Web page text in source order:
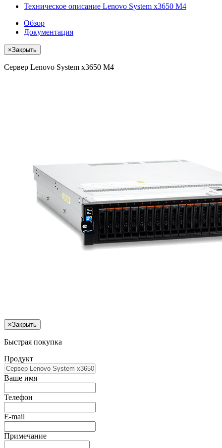
Техническое описание Lenovo System x3650 M4
Обзор
Документация
×Закрыть
Сервер Lenovo System x3650 M4
×Закрыть
Быстрая покупка
Продукт
Ваше имя
Телефон
E-mail
Примечание